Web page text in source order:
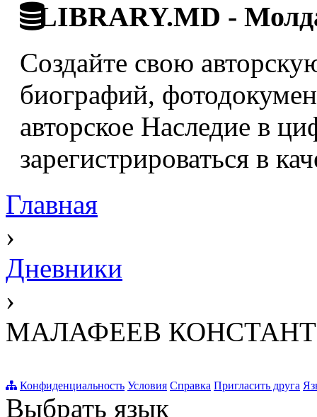
LIBRARY.MD -
Создайте свою
биографий,
авторское Наследие в
зарегистрироваться в
Главная
›
Дневники
›
МАЛАФЕЕВ
Конфиденциальность Условия Справка Пригласить друга
Выбрать язык